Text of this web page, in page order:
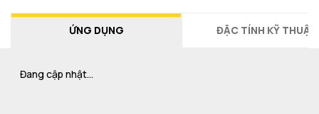
ỨNG DỤNG ĐẶC TÍNH KỸ THUẬT
Đang cập nhật…